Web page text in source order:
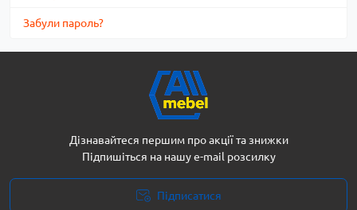
Забули пароль?
Дізнавайтеся першим про акції та знижки
Підпишіться на нашу e-mail розсилку
Підписатися